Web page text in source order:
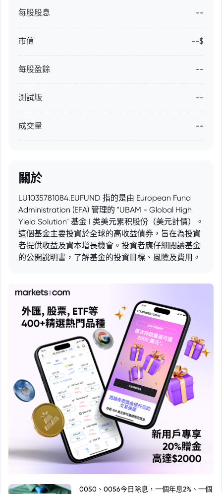
每股股息 --
市值 --$
每股盈餘 --
測試版 --
成交量 --
關於
LU1035781084.EUFUND 指的是由 European Fund
Administration (EFA) 管理的 "UBAM - Global High
Yield Solution" 基金 I 类美元累积股份（美元計價）。
這個基金主要投資於全球的高收益債券，旨在為投資
者提供收益及資本增長機會。投資者應仔細閱讀基金
的公開說明書，了解基金的投資目標、風險及費用。
0050、0056今日除息，一個年息2%、一個